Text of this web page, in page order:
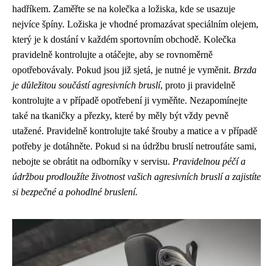
hadříkem. Zaměřte se na kolečka a ložiska, kde se usazuje
nejvíce špíny. Ložiska je vhodné promazávat speciálním olejem,
který je k dostání v každém sportovním obchodě. Kolečka
pravidelně kontrolujte a otáčejte, aby se rovnoměrně
opotřebovávaly. Pokud jsou již sjetá, je nutné je vyměnit. Brzda
je důležitou součástí agresivních bruslí, proto ji pravidelně
kontrolujte a v případě opotřebení ji vyměňte. Nezapomínejte
také na tkaničky a přezky, které by měly být vždy pevně
utažené. Pravidelně kontrolujte také šrouby a matice a v případě
potřeby je dotáhněte. Pokud si na údržbu bruslí netroufáte sami,
nebojte se obrátit na odborníky v servisu. Pravidelnou péčí a
údržbou prodloužíte životnost vašich agresivních bruslí a zajistíte
si bezpečné a pohodlné bruslení.